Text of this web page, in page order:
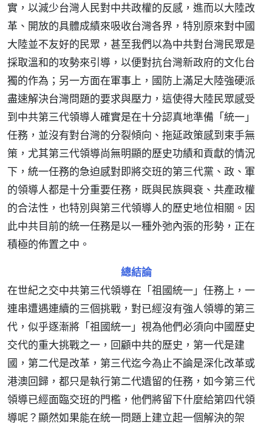
實，以減少台灣人民對中共政權的反感，進而以大陸改
革、開放的具體成績來吸收台灣各界，特別原來對中國
大陸並不友好的民眾，甚至我們以為中共對台灣民眾是
採取溫和的攻勢來引導，以便對抗台灣新政府的文化台
獨的作為；另一方面在軍事上，國防上滿足大陸強硬派
盡速解決台灣問題的要求與壓力，這使得大陸民眾感受
到中共第三代領導人確實是在十分認真地準備「統一」
任務，並沒有對台灣的分裂傾向、拖延政策感到束手無
策，尤其第三代領導尚無明顯的歷史功績和貢獻的情況
下，統一任務的急迫感對即將交班的第三代黨、政、軍
的領導人都是十分重要任務，既與民族興衰、共產政權
的合法性，也特別與第三代領導人的歷史地位相關。因
此中共目前的統一任務是以一種外弛內張的形勢，正在
積極的佈置之中。
總結論
在世紀之交中共第三代領導在「祖國統一」任務上，一
連串遭遇連續的三個挑戰，對已經沒有強人領導的第三
代，似乎逐漸將「祖國統一」視為他們必須向中國歷史
交代的重大挑戰之一，回顧中共的歷史，第一代是建
國，第二代是改革，第三代迄今為止不論是深化改革或
港澳回歸，都只是執行第二代遺留的任務，如今第三代
領導已經面臨交班的門檻，他們將留下什麼給第四代領
導呢？顯然如果能在統一問題上建立起一個解決的架